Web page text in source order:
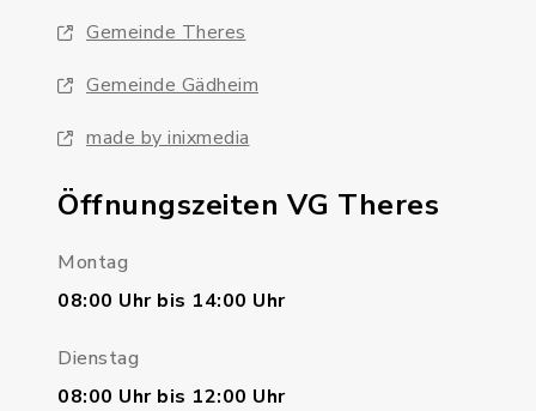
Gemeinde Theres
Gemeinde Gädheim
made by inixmedia
Öffnungszeiten VG Theres
Montag
08:00 Uhr bis 14:00 Uhr
Dienstag
08:00 Uhr bis 12:00 Uhr